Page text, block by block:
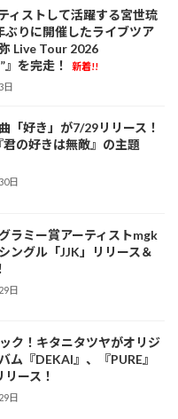
ィストして活躍する宮世琉
ぶりに開催したライブツア
Live Tour 2026
を完走！
新着!!
日
「好き」が7/29リリース！
の好きは無敵』の主題
日
ラミー賞アーティストmgk
ングル「JJK」リリース＆
日
ク！キタニタツヤがオリジ
ム『DEKAI』、『PURE』
ース！
日